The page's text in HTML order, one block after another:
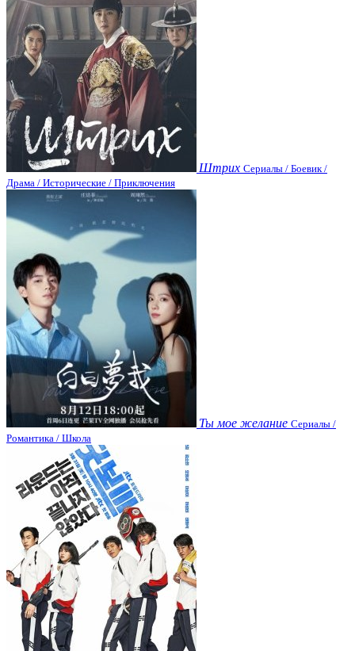
Штрих Сериалы / Боевик /
Драма / Исторические / Приключения
Ты мое желание Сериалы /
Романтика / Школа